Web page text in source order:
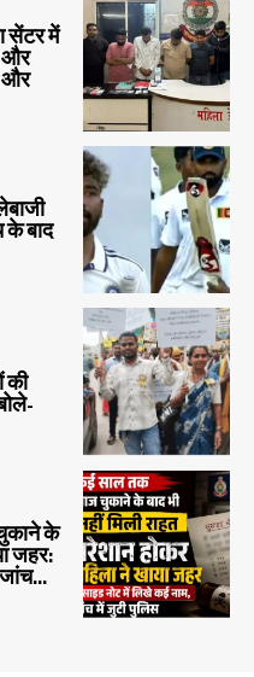
सेंटर में
और
और
के बाद
की
के
जहर: